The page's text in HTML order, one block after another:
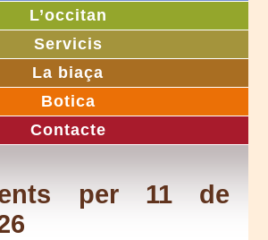
L’occitan
Servicis
La biaça
Botica
Contacte
per 11 de